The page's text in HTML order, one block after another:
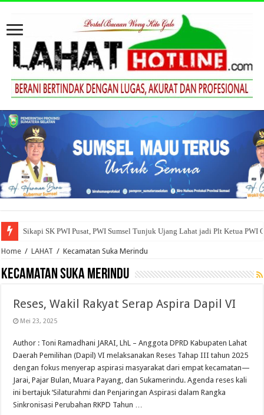
Sikapi SK PWI Pusat, PWI Sumsel Tunjuk Ujang Lahat jadi Plt Ketua PWI
Home / LAHAT / Kecamatan Suka Merindu
Kecamatan Suka Merindu
Reses, Wakil Rakyat Serap Aspira Dapil VI
Mei 23, 2025
Author : Toni Ramadhani JARAI, LhL – Anggota DPRD Kabupaten Lahat
Daerah Pemilihan (Dapil) VI melaksanakan Reses Tahap III tahun 2025
dengan fokus menyerap aspirasi masyarakat dari empat kecamatan—
Jarai, Pajar Bulan, Muara Payang, dan Sukamerindu. Agenda reses kali
ini bertajuk ‘Silaturahmi dan Penjaringan Aspirasi dalam Rangka
Sinkronisasi Perubahan RKPD Tahun …